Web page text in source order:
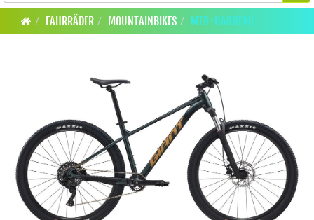
FAHRRÄDER MOUNTAINBIKES MTB-HARDTAIL